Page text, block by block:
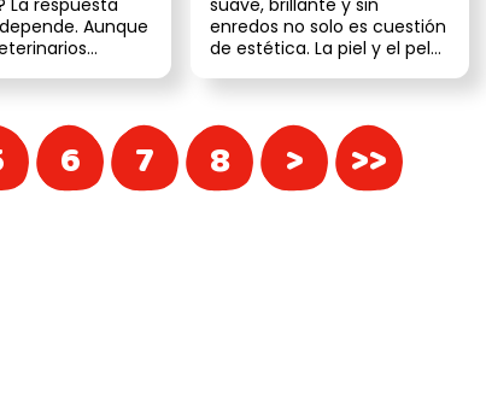
La respuesta
Aunque
suave, brillante y sin
enredos no solo es cuestión
de estética. La piel y el pelo
6 7 8 > >>